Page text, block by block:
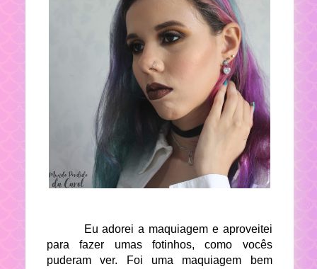
Eu adorei a maquiagem e aproveitei
para fazer umas fotinhos, como vocês
puderam ver. Foi uma maquiagem bem